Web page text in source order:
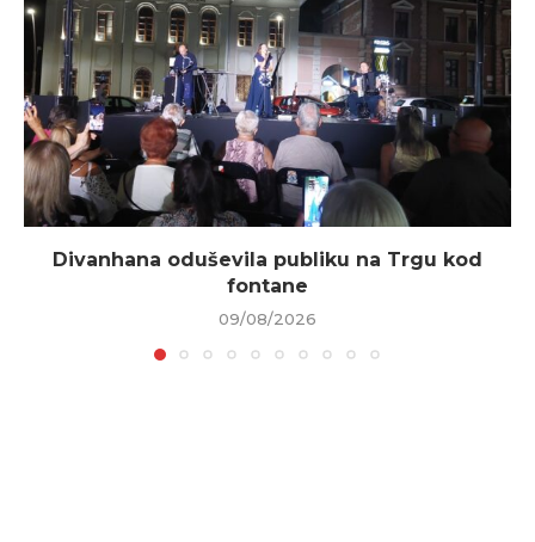
Divanhana oduševila publiku na Trgu kod
fontane
09/08/2026